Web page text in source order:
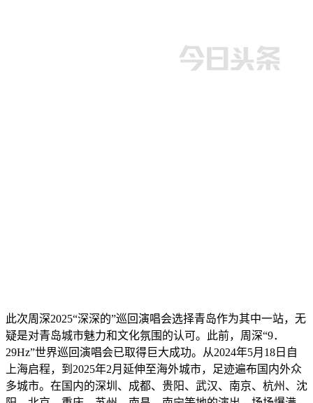
此次周深2025“深深的”巡回演唱会选择青岛作为其中一站，无
疑是对青岛城市魅力和文化氛围的认可。此前，周深“9．
29Hz”世界巡回演唱会已取得巨大成功。从2024年5月18日自
上海启程，到2025年2月延伸至海外城市，足迹遍布国内外众
多城市。在国内的深圳、成都、贵阳、武汉、南京、杭州、沈